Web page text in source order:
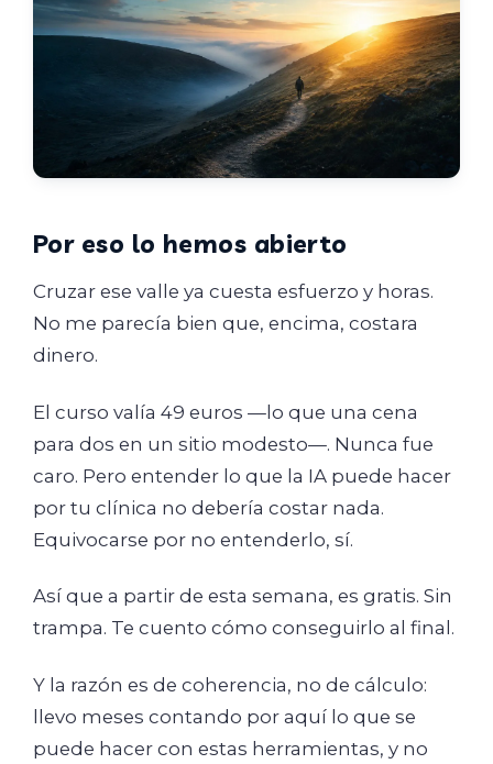
Por eso lo hemos abierto
Cruzar ese valle ya cuesta esfuerzo y horas.
No me parecía bien que, encima, costara
dinero.
El curso valía 49 euros —lo que una cena
para dos en un sitio modesto—. Nunca fue
caro. Pero entender lo que la IA puede hacer
por tu clínica no debería costar nada.
Equivocarse por no entenderlo, sí.
Así que a partir de esta semana, es gratis. Sin
trampa. Te cuento cómo conseguirlo al final.
Y la razón es de coherencia, no de cálculo:
llevo meses contando por aquí lo que se
puede hacer con estas herramientas, y no